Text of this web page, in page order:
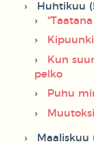
Huhtikuu
Kun
pelko
Puhu
Maaliskuu